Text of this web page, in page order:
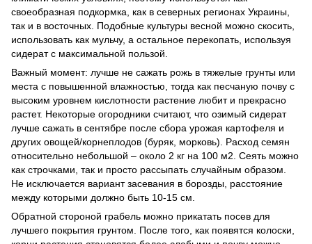
своеобразная подкормка, как в северных регионах Украины,
так и в восточных. Подобные культуры весной можно скосить,
использовать как мульчу, а остальное перекопать, используя
сидерат с максимальной пользой.
Важный момент: лучше не сажать рожь в тяжелые грунты или
места с повышенной влажностью, тогда как песчаную почву с
высоким уровнем кислотности растение любит и прекрасно
растет. Некоторые огородники считают, что озимый сидерат
лучше сажать в сентябре после сбора урожая картофеля и
других овощей/корнеплодов (буряк, морковь). Расход семян
относительно небольшой – около 2 кг на 100 м2. Сеять можно
как строчками, так и просто рассыпать случайным образом.
Не исключается вариант засевания в борозды, расстояние
между которыми должно быть 10-15 см.
Обратной стороной грабель можно прикатать посев для
лучшего покрытия грунтом. После того, как появятся колоски,